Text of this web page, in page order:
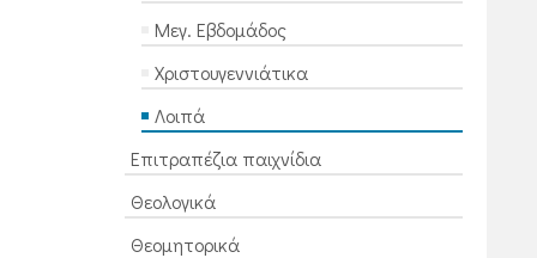
Μεγ. Εβδομάδος
Χριστουγεννιάτικα
Λοιπά
Επιτραπέζια παιχνίδια
Θεολογικά
Θεομητορικά